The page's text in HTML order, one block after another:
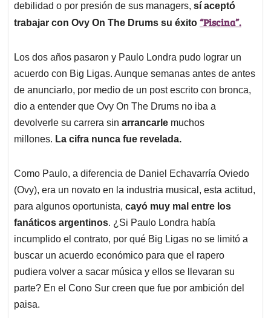
debilidad o por presión de sus managers, sí aceptó
trabajar con Ovy On The Drums su éxito “Piscina”.
Los dos años pasaron y Paulo Londra pudo lograr un
acuerdo con Big Ligas. Aunque semanas antes de antes
de anunciarlo, por medio de un post escrito con bronca,
dio a entender que Ovy On The Drums no iba a
devolverle su carrera sin arrancarle muchos
millones. La cifra nunca fue revelada.
Como Paulo, a diferencia de Daniel Echavarría Oviedo
(Ovy), era un novato en la industria musical, esta actitud,
para algunos oportunista, cayó muy mal entre los
fanáticos argentinos. ¿Si Paulo Londra había
incumplido el contrato, por qué Big Ligas no se limitó a
buscar un acuerdo económico para que el rapero
pudiera volver a sacar música y ellos se llevaran su
parte? En el Cono Sur creen que fue por ambición del
paisa.